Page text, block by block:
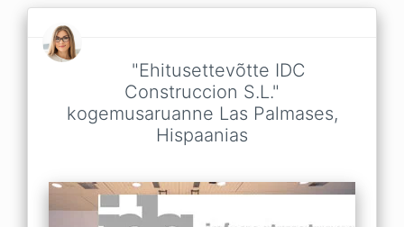
"Ehitusettevõtte IDC
Construccion S.L."
kogemusaruanne Las Palmases,
Hispaanias